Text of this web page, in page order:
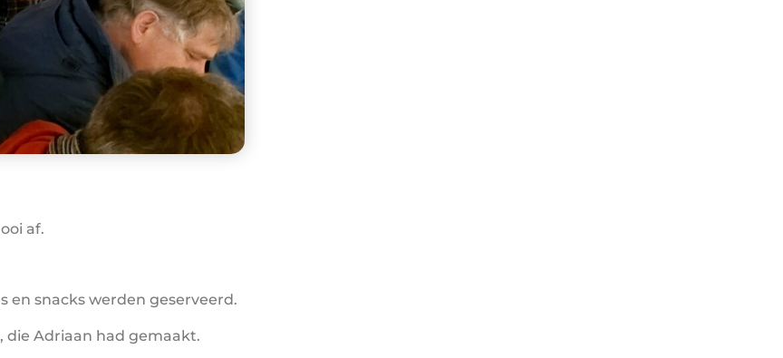
af.
en snacks werden geserveerd.
die Adriaan had gemaakt.